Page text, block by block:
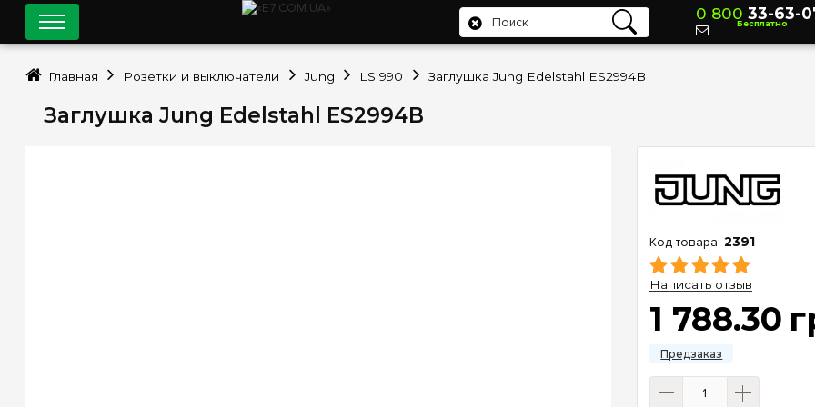
Заглушка Jung Edelstahl ES2994B
2391
Написать отзыв
1 788.30
0 800 33-63-
Бесплатно
Главная Розетки и выключатели Jung LS 990 Заглушка Jung Edelstahl ES2994B